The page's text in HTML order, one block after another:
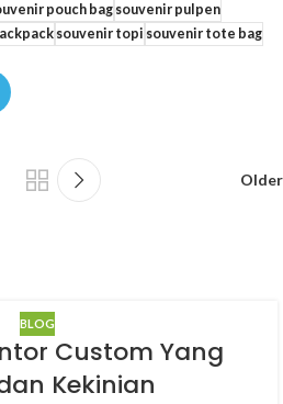
pouch bagsouvenir pulpen
souvenir topi souvenir tote bag
Older
BLOG
Custom Yang
Kekinian